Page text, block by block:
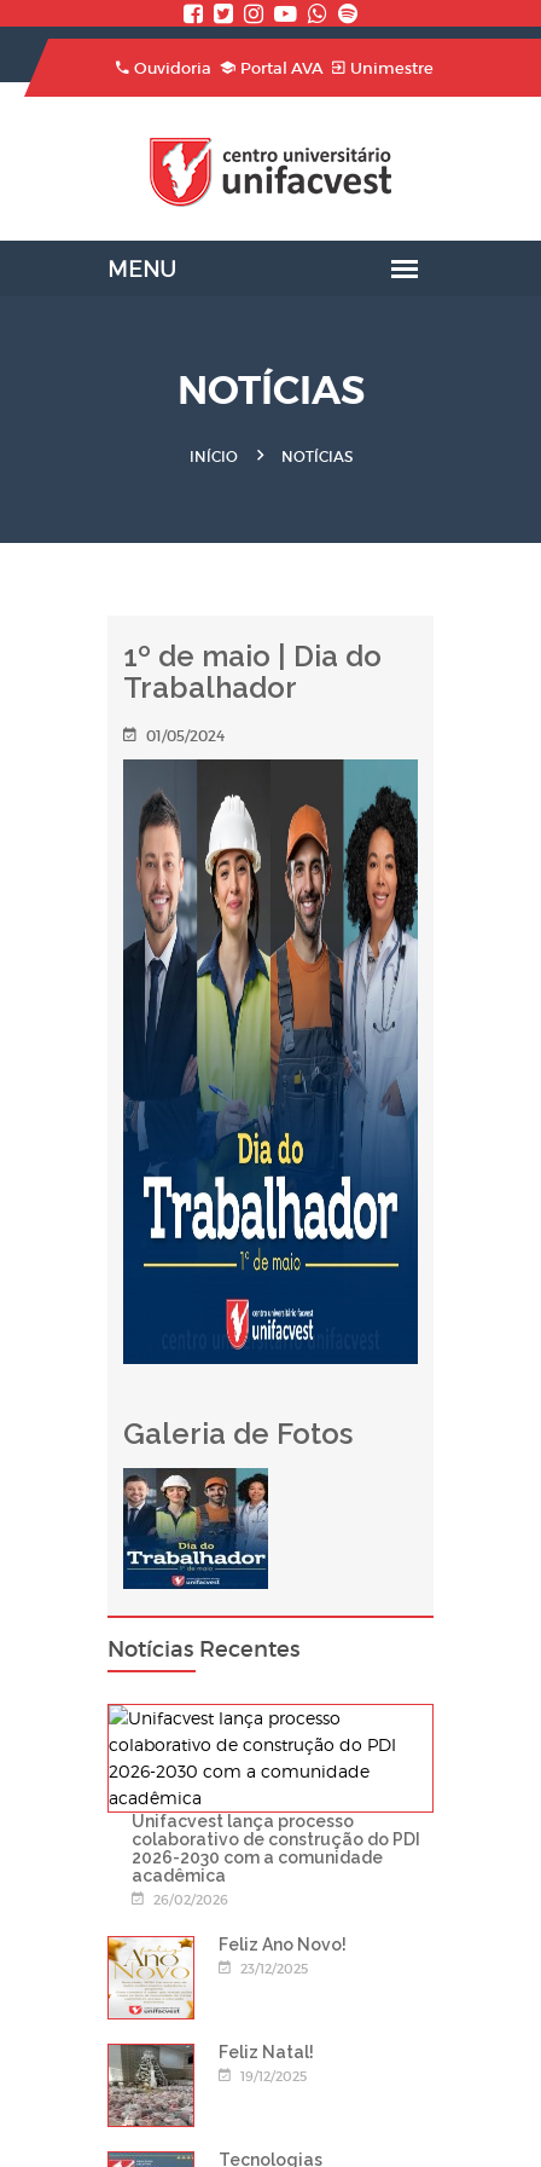
Ouvidoria Portal AVA Unimestre
NOTÍCIAS
INÍCIO NOTÍCIAS
1º de maio | Dia do
Trabalhador
01/05/2024
Galeria de Fotos
Notícias Recentes
Unifacvest lança processo
colaborativo de construção do PDI
2026-2030 com a comunidade
acadêmica
26/02/2026
Feliz Ano Novo!
23/12/2025
Feliz Natal!
19/12/2025
Tecnologias